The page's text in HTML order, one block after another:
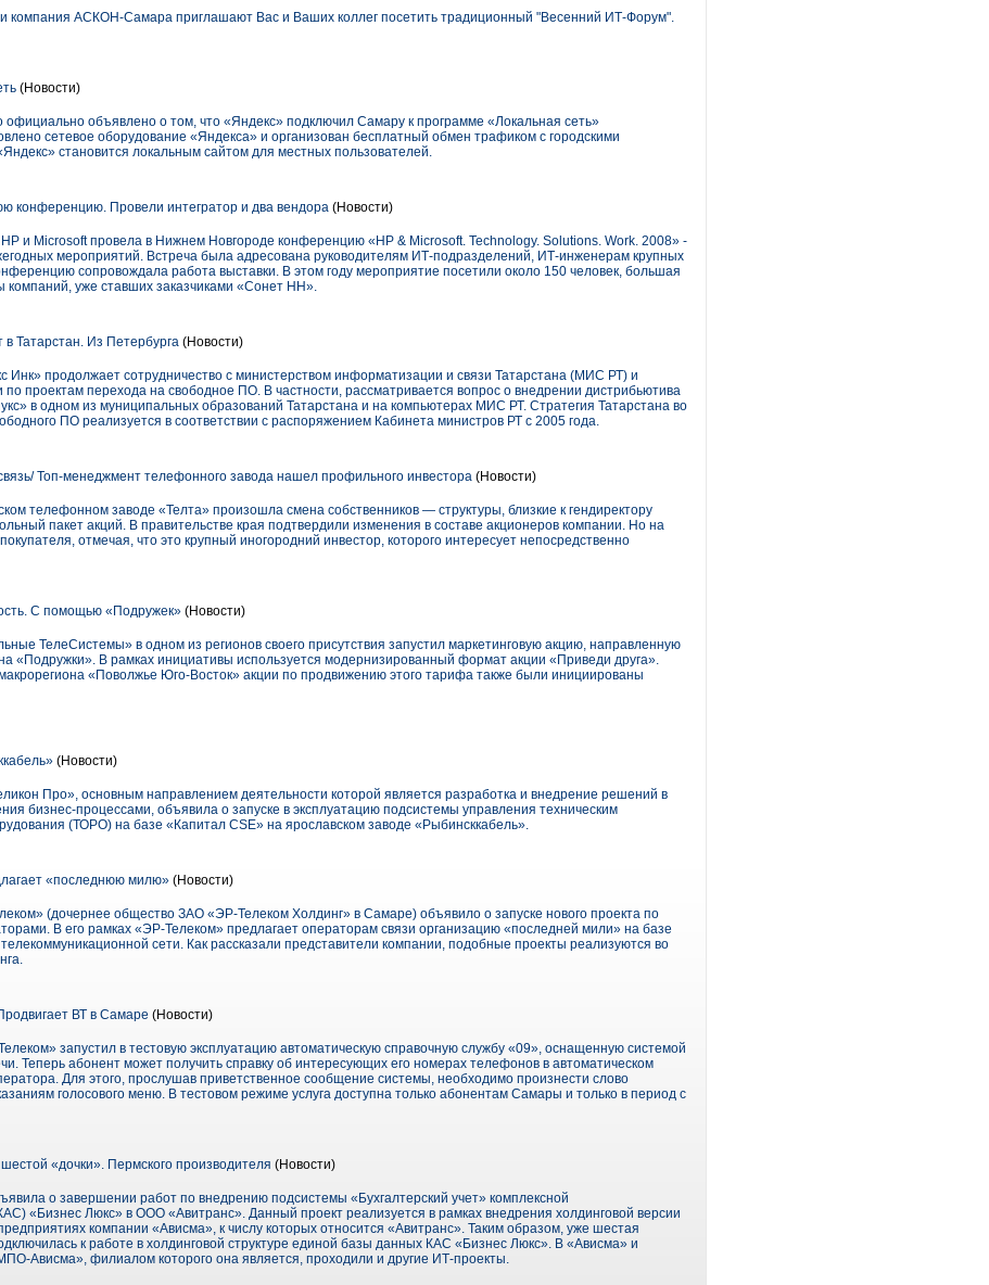
компания АСКОН-Самара приглашают Вас и Ваших коллег посетить традиционный "Весенний ИТ-Форум".
(Новости)
официально объявлено о том, что «Яндекс» подключил Самару к программе «Локальная сеть»
сетевое оборудование «Яндекса» и организован бесплатный обмен трафиком с городскими
становится локальным сайтом для местных пользователей.
конференцию. Провели интегратор и два вендора (Новости)
и Microsoft провела в Нижнем Новгороде конференцию «НР & Microsoft. Technology. Solutions. Work. 2008» -
мероприятий. Встреча была адресована руководителям ИТ-подразделений, ИТ-инженерам крупных
сопровождала работа выставки. В этом году мероприятие посетили около 150 человек, большая
компаний, уже ставших заказчиками «Сонет НН».
Татарстан. Из Петербурга (Новости)
Инк» продолжает сотрудничество с министерством информатизации и связи Татарстана (МИС РТ) и
по проектам перехода на свободное ПО. В частности, рассматривается вопрос о внедрении дистрибьютива
в одном из муниципальных образований Татарстана и на компьютерах МИС РТ. Стратегия Татарстана во
ПО реализуется в соответствии с распоряжением Кабинета министров РТ с 2005 года.
Топ-менеджмент телефонного завода нашел профильного инвестора (Новости)
телефонном заводе «Телта» произошла смена собственников — структуры, близкие к гендиректору
пакет акций. В правительстве края подтвердили изменения в составе акционеров компании. Но на
отмечая, что это крупный иногородний инвестор, которого интересует непосредственно
С помощью «Подружек» (Новости)
ТелеСистемы» в одном из регионов своего присутствия запустил маркетинговую акцию, направленную
«Подружки». В рамках инициативы используется модернизированный формат акции «Приведи друга».
«Поволжье Юго-Восток» акции по продвижению этого тарифа также были инициированы
(Новости)
Про», основным направлением деятельности которой является разработка и внедрение решений в
бизнес-процессами, объявила о запуске в эксплуатацию подсистемы управления техническим
(ТОРО) на базе «Капитал CSE» на ярославском заводе «Рыбинсккабель».
«последнюю милю» (Новости)
(дочернее общество ЗАО «ЭР-Телеком Холдинг» в Самаре) объявило о запуске нового проекта по
В его рамках «ЭР-Телеком» предлагает операторам связи организацию «последней мили» на базе
сети. Как рассказали представители компании, подобные проекты реализуются во
ВТ в Самаре (Новости)
запустил в тестовую эксплуатацию автоматическую справочную службу «09», оснащенную системой
Теперь абонент может получить справку об интересующих его номерах телефонов в автоматическом
Для этого, прослушав приветственное сообщение системы, необходимо произнести слово
голосового меню. В тестовом режиме услуга доступна только абонентам Самары и только в период с
«дочки». Пермского производителя (Новости)
о завершении работ по внедрению подсистемы «Бухгалтерский учет» комплексной
«Бизнес Люкс» в ООО «Авитранс». Данный проект реализуется в рамках внедрения холдинговой версии
компании «Ависма», к числу которых относится «Авитранс». Таким образом, уже шестая
к работе в холдинговой структуре единой базы данных КАС «Бизнес Люкс». В «Ависма» и
Ависма», филиалом которого она является, проходили и другие ИТ-проекты.